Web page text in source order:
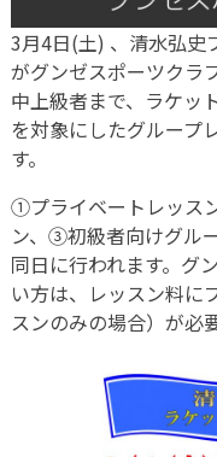
3月4日(土) 、清水弘史
がグンゼスポーツクラ
中上級者まで、ラケッ
を対象にしたグループ
す。
①プライベートレッス
ン、③初級者向けグル
同日に行われます。グ
い方は、レッスン料に
スンのみの場合）が必